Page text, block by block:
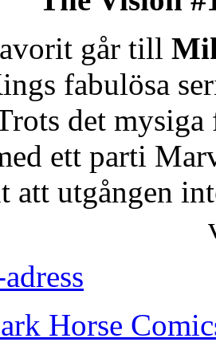
går till
fabulösa
det
ett parti
att utgången
Horse